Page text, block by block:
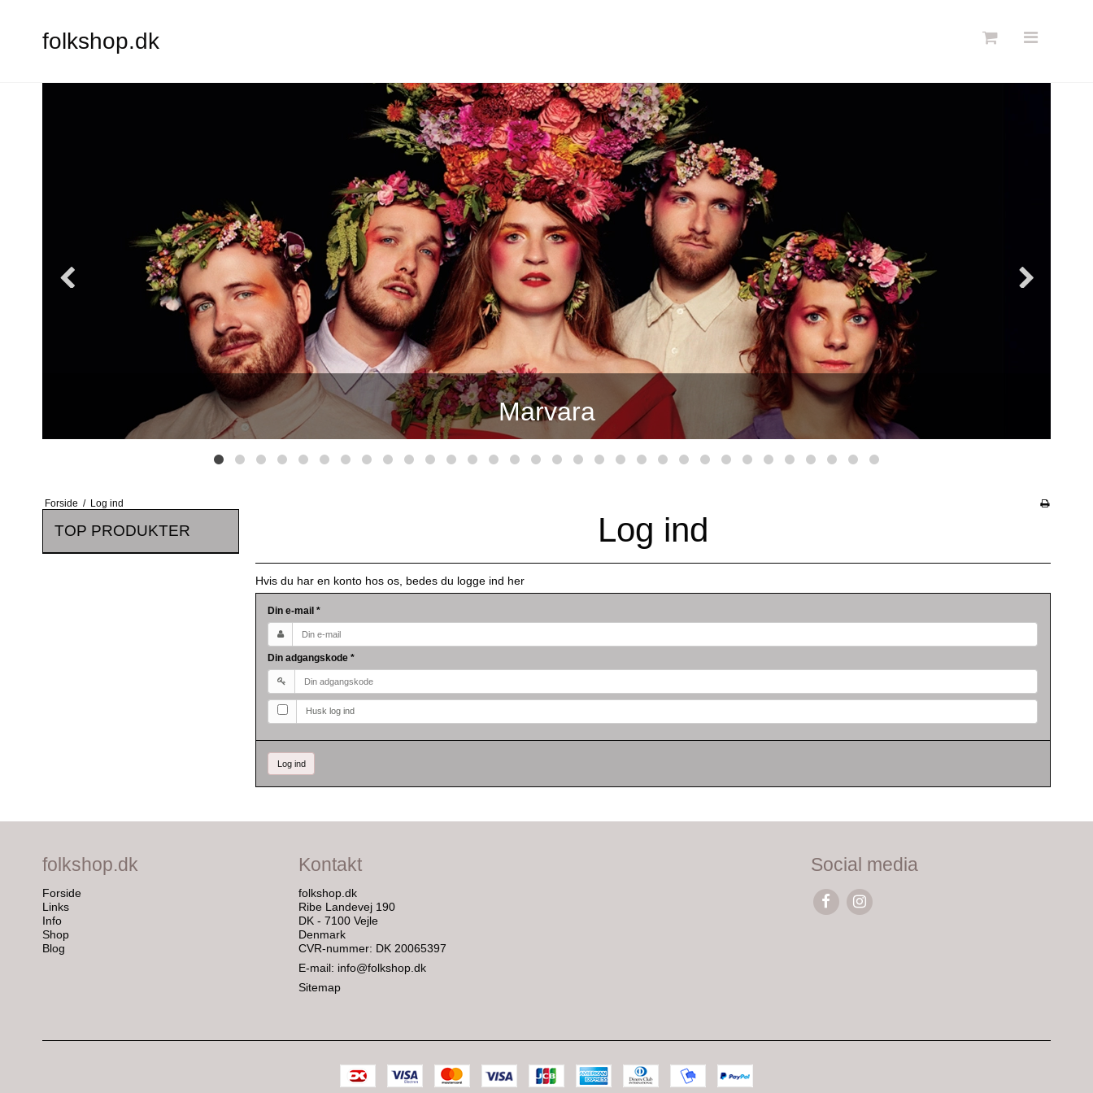
folkshop.dk
Info
Shop
Blog
DKK
Dansk
Marvara
Forside / Log ind
TOP PRODUKTER Log ind
Hvis du har en konto hos os, bedes du logge ind her
Din e-mail*
Din adgangskode*
Husk log ind
Log ind
folkshop.dk
Forside
Links
Info
Shop
Blog
Kontakt
folkshop.dk
Ribe Landevej 190
DK - 7100 Vejle
Denmark
CVR-nummer: DK 20065397
E-mail: info@folkshop.dk
Sitemap
Social media